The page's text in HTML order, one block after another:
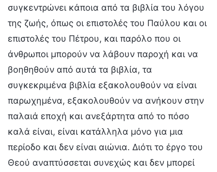
συγκεντρώνει κάποια από τα βιβλία του λόγου
της ζωής, όπως οι επιστολές του Παύλου και οι
επιστολές του Πέτρου, και παρόλο που οι
άνθρωποι μπορούν να λάβουν παροχή και να
βοηθηθούν από αυτά τα βιβλία, τα
συγκεκριμένα βιβλία εξακολουθούν να είναι
παρωχημένα, εξακολουθούν να ανήκουν στην
παλαιά εποχή και ανεξάρτητα από το πόσο
καλά είναι, είναι κατάλληλα μόνο για μια
περίοδο και δεν είναι αιώνια. Διότι το έργο του
Θεού αναπτύσσεται συνεχώς και δεν μπορεί